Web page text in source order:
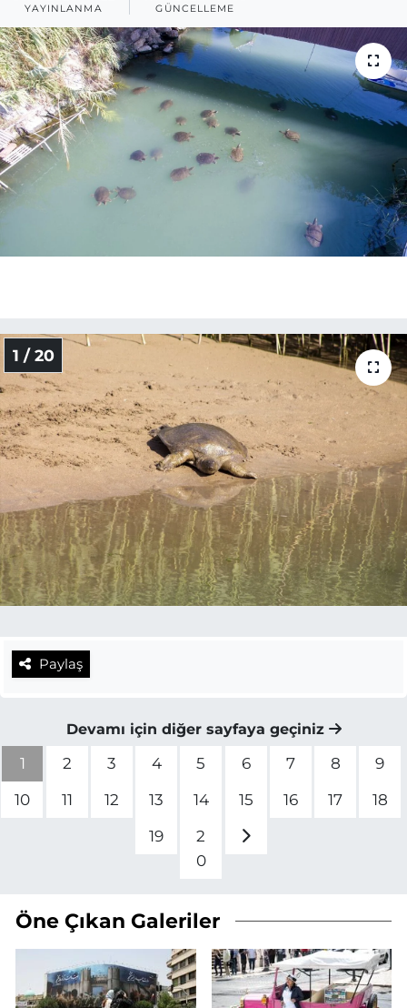
YAYINLANMA GÜNCELLEME
1 / 20
Paylaş
Devamı için diğer sayfaya geçiniz
1 2 3 4 5 6 7 8
9
10
11 12 13 14 15 16 17
18
19
2
0
Öne Çıkan Galeriler